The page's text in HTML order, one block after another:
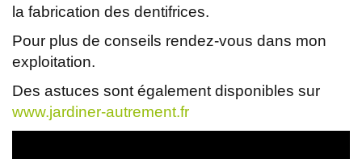
la fabrication des dentifrices.
Pour plus de conseils rendez-vous dans mon
exploitation.
Des astuces sont également disponibles sur
www.jardiner-autrement.fr